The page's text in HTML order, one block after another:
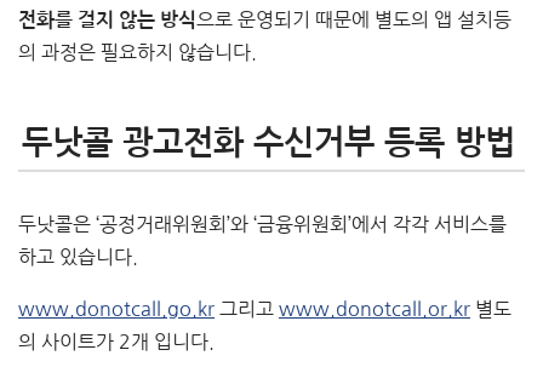
전화를 걸지 않는 방식 으로 운영되기 때문에 별도의 앱 설치등
의 과정은 필요하지 않습니다.
두낫콜 광고전화 수신거부 등록 방법
두낫콜은 ‘공정거래위원회’와 ‘금융위원회’에서 각각 서비스를
하고 있습니다.
www.donotcall.go.kr 그리고 www.donotcall.or.kr 별도
의 사이트가 2개 입니다.